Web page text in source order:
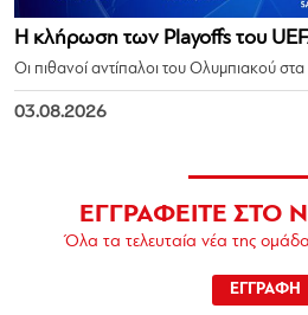
Η κλήρωση των Playoffs του
Οι πιθανοί αντίπαλοι του Ολυμπιακού
03.08.2026
ΕΓΓΡΑΦΕΙΤΕ ΣΤΟ
Όλα τα τελευταία νέα της
ΕΓΓΡΑΦΗ